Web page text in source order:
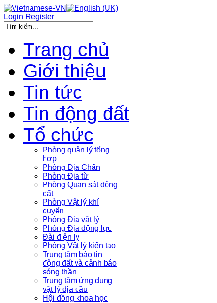
Login Register
Trang chủ
Giới thiệu
Tin tức
Tin động đất
Tổ chức
Phòng quản lý tổng
hợp
Phòng Địa Chấn
Phòng Địa từ
Phòng Quan sát động
đất
Phòng Vật lý khí
quyển
Phòng Địa vật lý
Phòng Địa động lực
Đài điện ly
Phòng Vật lý kiến tạo
Trung tâm báo tin
động đất và cảnh báo
sóng thần
Trung tâm ứng dụng
vật lý địa cầu
Hội đồng khoa học